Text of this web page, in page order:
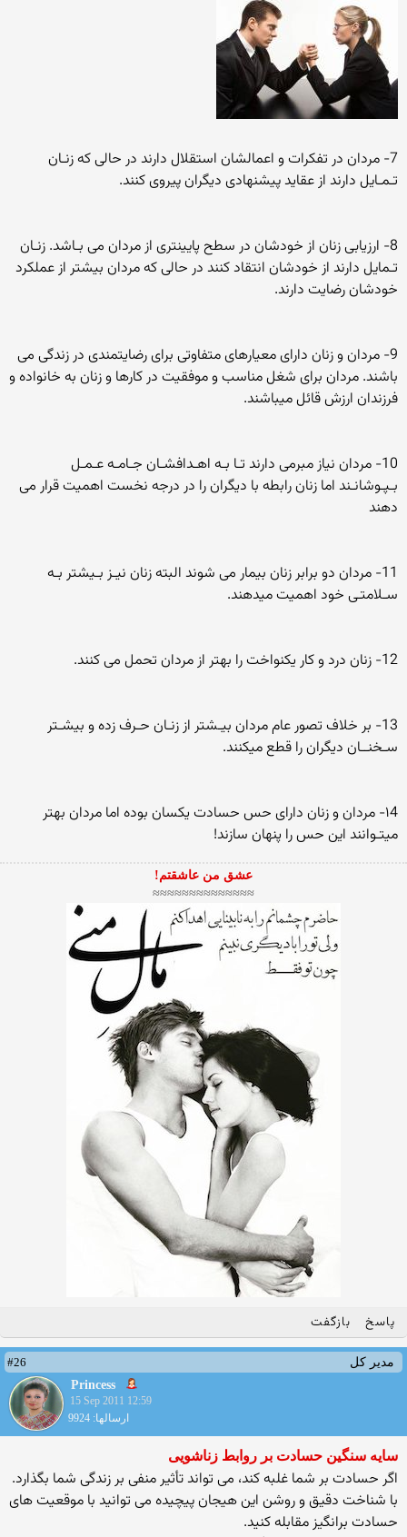
7- مردان در تفکرات و اعمالشان استقلال دارند در حالی که زنـان
تـمـایل دارند از عقاید پیشنهادی دیگران پیروی کنند.
8- ارزیابی زنان از خودشان در سطح پایینتری از مردان می بـاشد. زنـان
تـمایل دارند از خودشان انتقاد کنند در حالی که مردان بیشتر از عملکرد
خودشان رضایت دارند.
9- مردان و زنان دارای معیارهای متفاوتی برای رضایتمندی در زندگی می
باشند. مردان برای شغل مناسب و موفقیت در کارها و زنان به خانواده و
فرزندان ارزش قائل میباشند.
10- مردان نیاز مبرمی دارند تـا بـه اهـدافشـان جـامـه عـمـل
بـپـوشانـند اما زنان رابطه با دیگران را در درجه نخست اهمیت قرار می
دهند
11- مردان دو برابر زنان بیمار می شوند البته زنان نیـز بـیشتر بـه
سـلامتـی خود اهمیت میدهند.
12- زنان درد و کار یکنواخت را بهتر از مردان تحمل می کنند.
13- بر خلاف تصور عام مردان بیـشتر از زنـان حـرف زده و بیشـتر
سـخنــان دیگران را قطع میکنند.
۱4- مردان و زنان دارای حس حسادت یکسان بوده اما مردان بهتر
میتـوانند این حس را پنهان سازند!
عشق من عاشقتم!
≈≈≈≈≈≈≈≈≈≈≈≈≈≈
پاسخ بازگفت
مدیر کل
#26
Princess
15 Sep 2011 12:59
ارسالها: 9924
سایه سنگین حسادت بر روابط زناشویی
اگر حسادت بر شما غلبه کند، می تواند تأثیر منفی بر زندگی شما بگذارد.
با شناخت دقیق و روشن این هیجان پیچیده می توانید با موقعیت های
حسادت برانگیز مقابله کنید.